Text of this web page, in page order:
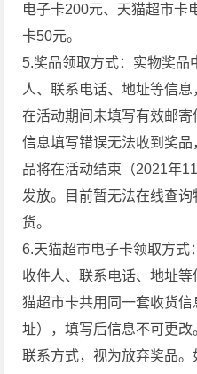
电子卡200元、天猫超市卡
卡50元。
5.奖品领取方式：实物奖品
人、联系电话、地址等信
在活动期间未填写有效邮
信息填写错误无法收到奖
品将在活动结束（2021年
发放。目前暂无法在线查
货。
6.天猫超市电子卡领取方式
收件人、联系电话、地址
猫超市卡共用同一套收货
址），填写后信息不可更
联系方式，视为放弃奖品